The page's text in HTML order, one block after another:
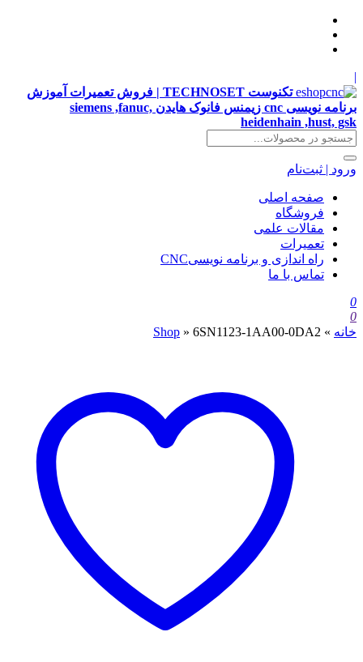
|
تکنوست TECHNOSET | فروش تعمیرات آموزش
برنامه نویسی cnc زیمنس فانوک هایدن siemens ,fanuc,
heidenhain ,hust, gsk
ورود | ثبت‌نام
صفحه اصلی
فروشگاه
مقالات علمی
تعمیرات
راه اندازی و برنامه نویسیCNC
تماس با ما
0
0
خانه »
Shop » 6SN1123-1AA00-0DA2